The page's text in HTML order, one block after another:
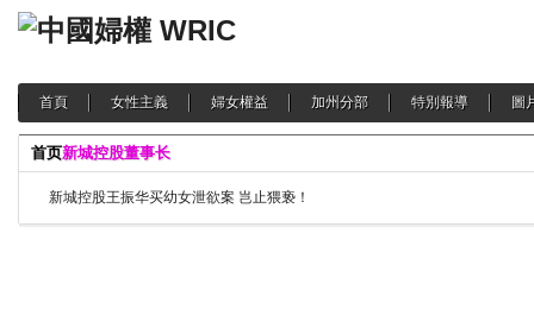
首頁 女性主義 婦女權益 加州分部 特別報導 圖
首页新城控股董事长
新城控股王振华买幼女泄欲案 岂止猥亵！